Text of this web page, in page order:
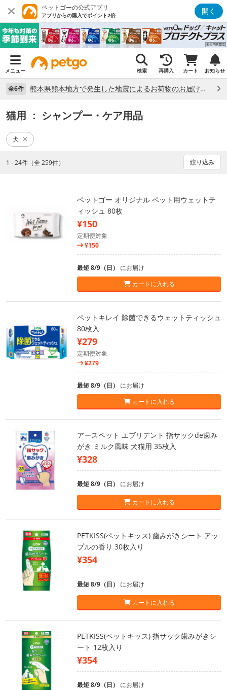
ペットゴーの公式アプリ
アプリからの購入でポイント2倍 開く
メニュー 検索 再購入 カート お知らせ
全6件 熊本県熊本地方で発生した地震によるお荷物のお届け状況について （7/28）
猫用 ： シャンプー・ケア用品
犬
1 - 24件（全 259件） 絞り込み
ペットゴー オリジナル ペット用ウェットテ
ィッシュ 80枚
¥150
定期便対象
¥150
最短 8/9（日） にお届け
カートに入れる
ペットキレイ 除菌できるウェットティッシュ
80枚入
¥279
定期便対象
¥279
最短 8/9（日） にお届け
カートに入れる
アースペット エブリデント 指サックde歯み
がき ミルク風味 犬猫用 35枚入
¥328
最短 8/9（日） にお届け
カートに入れる
PETKISS(ペットキッス) 歯みがきシート アッ
プルの香り 30枚入り
¥354
最短 8/9（日） にお届け
カートに入れる
PETKISS(ペットキッス) 指サック歯みがきシ
ート 12枚入り
¥354
最短 8/9（日） にお届け